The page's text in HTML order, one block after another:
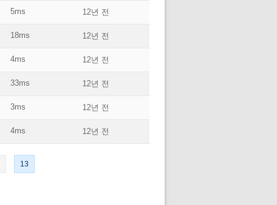
5ms 12년 전
18ms 12년 전
4ms 12년 전
33ms 12년 전
3ms 12년 전
4ms 12년 전
13